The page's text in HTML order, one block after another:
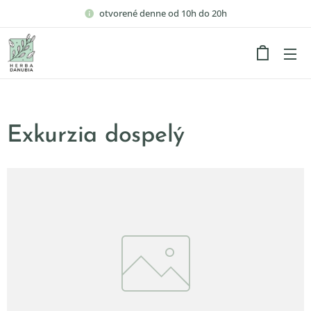
otvorené denne od 10h do 20h
Exkurzia dospelý